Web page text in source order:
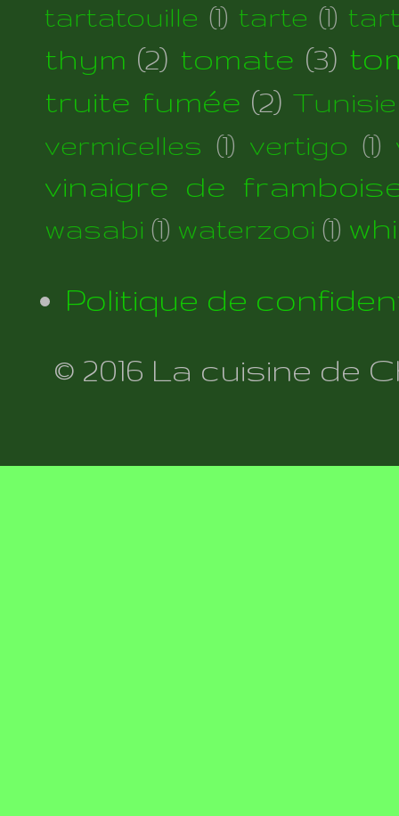
tartatouille (1) tarte (1)
thym (2) tomate (3)
truite fumée (2) Tunisie
vermicelles (1) vertigo (1)
vinaigre de
wasabi (1) waterzooi (1)
Politique de
© 2016 La cuisine de